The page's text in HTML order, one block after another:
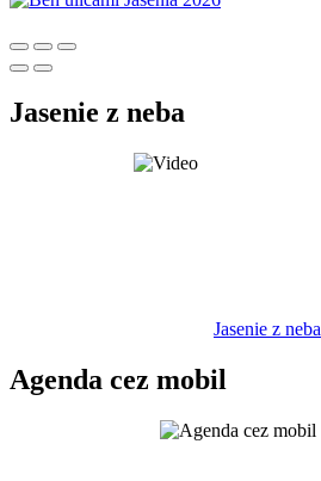
Jasenie z neba
Jasenie z neba
Agenda cez mobil